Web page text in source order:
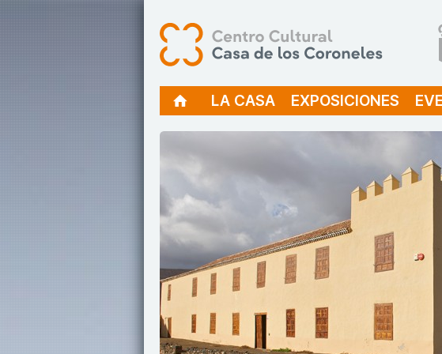
Casa de los Coroneles web oficial
LA CASA EXPOSICIONES